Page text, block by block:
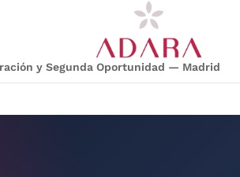
y Segunda Oportunidad — Madrid